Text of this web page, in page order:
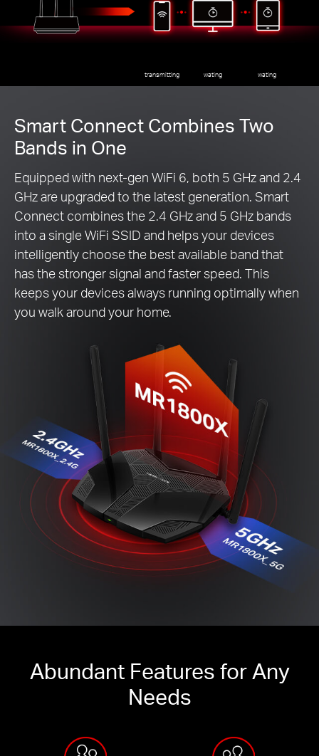
transmitting wating wating
Smart Connect Combines Two
Bands in One
Equipped with next-gen WiFi 6, both 5 GHz and 2.4
GHz are upgraded to the latest generation. Smart
Connect combines the 2.4 GHz and 5 GHz bands
into a single WiFi SSID and helps your devices
intelligently choose the best available band that
has the stronger signal and faster speed. This
keeps your devices always running optimally when
you walk around your home.
Abundant Features for Any
Needs